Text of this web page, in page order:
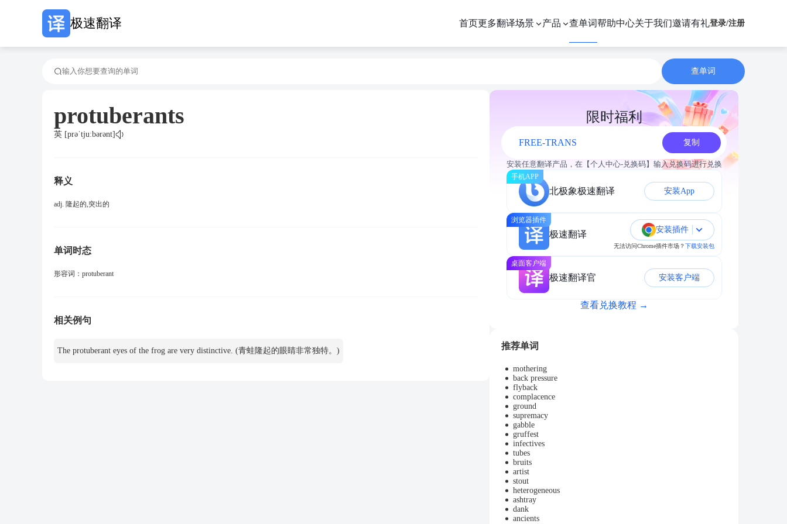
极速翻译 首页更多翻译场景 产品 查单词帮助中心关于我们邀请有礼登录/注册
查单词
protuberants
英 [prəˈtjuːbərənt]
释义
adj. 隆起的,突出的
单词时态
形容词： protuberant
相关例句
The protuberant eyes of the frog are very distinctive. (青蛙隆起的眼睛非常独特。)
限时福利
FREE-TRANS 复制
安装任意翻译产品，在【个人中心-兑换码】输入兑换码进行兑换
手机APP
北极象极速翻译 安装App
浏览器插件
极速翻译 安装插件
无法访问Chrome插件市场？下载安装包
桌面客户端
极速翻译官 安装客户端
查看兑换教程 →
推荐单词
mothering
back pressure
flyback
complacence
ground
supremacy
gabble
gruffest
infectives
tubes
bruits
artist
stout
heterogeneous
ashtray
dank
ancients